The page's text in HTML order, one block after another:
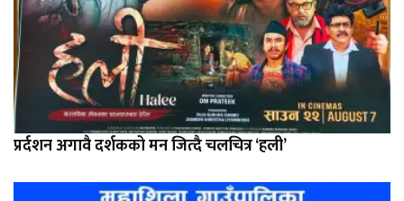
प्रर्दशन अगावै दर्शकको मन जित्दै चलचित्र ‘हली’